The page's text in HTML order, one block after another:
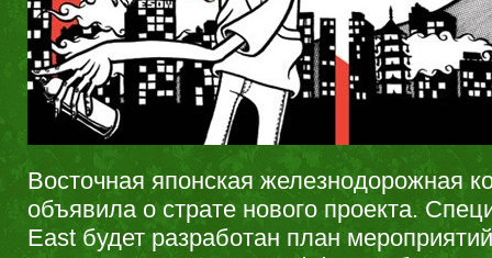
Восточная японская железнодорожная
объявила о страте нового проекта.
East будет разработан план